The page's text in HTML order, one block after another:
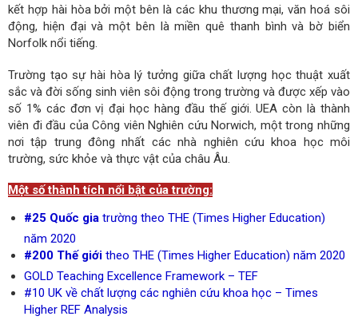
kết hợp hài hòa bởi một bên là các khu thương mại, văn hoá sôi
động, hiện đại và một bên là miền quê thanh bình và bờ biển
Norfolk nổi tiếng.
Trường tạo sự hài hòa lý tưởng giữa chất lượng học thuật xuất
sắc và đời sống sinh viên sôi động trong trường và được xếp vào
số 1% các đơn vị đại học hàng đầu thế giới. UEA còn là thành
viên đi đầu của Công viên Nghiên cứu Norwich, một trong những
nơi tập trung đông nhất các nhà nghiên cứu khoa học môi
trường, sức khỏe và thực vật của châu Âu.
Một số thành tích nổi bật của trường:
#25 Quốc gia trường theo THE (Times Higher Education)
năm 2020
#200 Thế giới theo THE (Times Higher Education) năm 2020
GOLD Teaching Excellence Framework – TEF
#10 UK về chất lượng các nghiên cứu khoa học – Times
Higher REF Analysis